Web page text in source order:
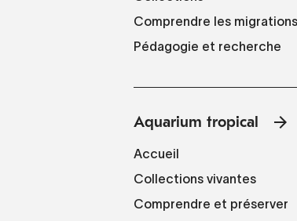
Comprendre les migrations
Pédagogie et recherche
Aquarium tropical
Accueil
Collections vivantes
Comprendre et préserver